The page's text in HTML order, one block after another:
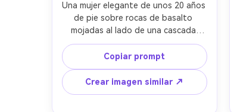
Una mujer elegante de unos 20 años
de pie sobre rocas de basalto
mojadas al lado de una cascada
enorme en la selva, piel húmeda,
moño bajo pulcro, camisa de lino
blanca a medio abotonar y shorts
caqui, fina niebla en el aire, rayos de
sol entre hojas densas, ambiente
Copiar prompt
Crear imagen similar ↗